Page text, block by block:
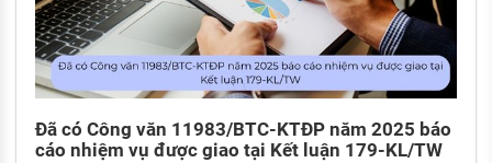
Đã có Công văn 11983/BTC-KTĐP năm 2025 báo
cáo nhiệm vụ được giao tại Kết luận 179-KL/TW